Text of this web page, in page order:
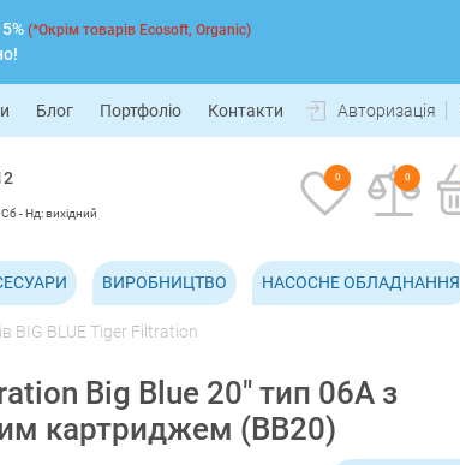
(*Окрім товарів Ecosoft, Organic)
Блог Портфоліо Контакти Авторизація
- Нд: вихідний
0 0
ВИРОБНИЦТВО НАСОСНЕ ОБЛАДНАННЯ
BIG BLUE Tiger Filtration
Big Blue 20" тип 06A з
картриджем (BB20)